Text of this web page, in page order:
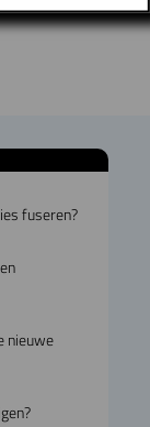
fuseren?
nieuwe